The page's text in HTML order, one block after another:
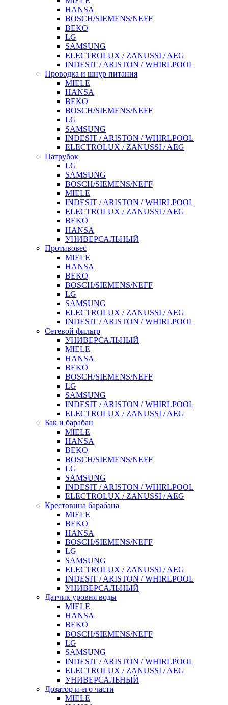
HANSA
BOSCH/SIEMENS/NEFF
BEKO
LG
SAMSUNG
ELECTROLUX / ZANUSSI / AEG
INDESIT / ARISTON / WHIRLPOOL
Проводка и шнур питания
MIELE
HANSA
BEKO
BOSCH/SIEMENS/NEFF
LG
SAMSUNG
INDESIT / ARISTON / WHIRLPOOL
ELECTROLUX / ZANUSSI / AEG
Патрубок
LG
SAMSUNG
BOSCH/SIEMENS/NEFF
MIELE
INDESIT / ARISTON / WHIRLPOOL
ELECTROLUX / ZANUSSI / AEG
BEKO
HANSA
УНИВЕРСАЛЬНЫЙ
Противовес
MIELE
HANSA
BEKO
BOSCH/SIEMENS/NEFF
LG
SAMSUNG
ELECTROLUX / ZANUSSI / AEG
INDESIT / ARISTON / WHIRLPOOL
Сетевой фильтр
УНИВЕРСАЛЬНЫЙ
MIELE
HANSA
BEKO
BOSCH/SIEMENS/NEFF
LG
SAMSUNG
INDESIT / ARISTON / WHIRLPOOL
ELECTROLUX / ZANUSSI / AEG
Бак и барабан
MIELE
HANSA
BEKO
BOSCH/SIEMENS/NEFF
LG
SAMSUNG
INDESIT / ARISTON / WHIRLPOOL
ELECTROLUX / ZANUSSI / AEG
Крестовина барабана
MIELE
BEKO
HANSA
BOSCH/SIEMENS/NEFF
LG
SAMSUNG
ELECTROLUX / ZANUSSI / AEG
INDESIT / ARISTON / WHIRLPOOL
УНИВЕРСАЛЬНЫЙ
Датчик уровня воды
MIELE
HANSA
BEKO
BOSCH/SIEMENS/NEFF
LG
SAMSUNG
INDESIT / ARISTON / WHIRLPOOL
ELECTROLUX / ZANUSSI / AEG
УНИВЕРСАЛЬНЫЙ
Дозатор и его части
MIELE